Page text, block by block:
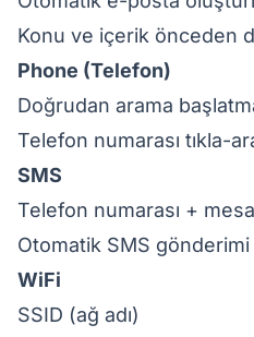
Konu ve içerik önceden
Phone (Telefon)
Doğrudan arama
Telefon numarası tıkla-
SMS
Telefon numarası +
Otomatik SMS gönderimi
WiFi
SSID (ağ adı)